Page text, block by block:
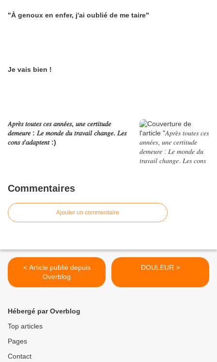
"À genoux en enfer, j'ai oublié de me taire"
Je vais bien !
𝐴𝑝𝑟𝑒̀𝑠 𝑡𝑜𝑢𝑡𝑒𝑠 𝑐𝑒𝑠 𝑎𝑛𝑛𝑒́𝑒𝑠, 𝑢𝑛𝑒 𝑐𝑒𝑟𝑡𝑖𝑡𝑢𝑑𝑒
𝑑𝑒𝑚𝑒𝑢𝑟𝑒 : 𝐿𝑒 𝑚𝑜𝑛𝑑𝑒 𝑑𝑢 𝑡𝑟𝑎𝑣𝑎𝑖𝑙 𝑐ℎ𝑎𝑛𝑔𝑒. 𝐿𝑒𝑠
𝑐𝑜𝑛𝑠 𝑠'𝑎𝑑𝑎𝑝𝑡𝑒𝑛𝑡 :)
Commentaires
Ajouter un commentaire
< Article publié depuis
Overblog
DOULEUR >
Hébergé par Overblog
Top articles
Pages
Contact